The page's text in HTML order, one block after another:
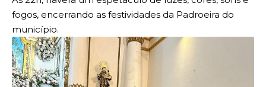
fogos, encerrando as festividades da Padroeira do
município.